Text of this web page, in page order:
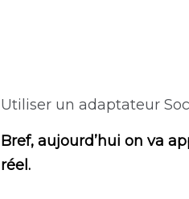
Utiliser un adaptateur
Bref, aujourd’hui on va
réel.